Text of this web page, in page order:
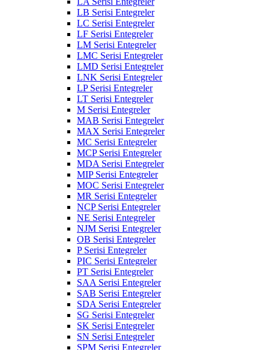
LB Serisi Entegreler
LC Serisi Entegreler
LF Serisi Entegreler
LM Serisi Entegreler
LMC Serisi Entegreler
LMD Serisi Entegreler
LNK Serisi Entegreler
LP Serisi Entegreler
LT Serisi Entegreler
M Serisi Entegreler
MAB Serisi Entegreler
MAX Serisi Entegreler
MC Serisi Entegreler
MCP Serisi Entegreler
MDA Serisi Entegreler
MIP Serisi Entegreler
MOC Serisi Entegreler
MR Serisi Entegreler
NCP Serisi Entegreler
NE Serisi Entegreler
NJM Serisi Entegreler
OB Serisi Entegreler
P Serisi Entegreler
PIC Serisi Entegreler
PT Serisi Entegreler
SAA Serisi Entegreler
SAB Serisi Entegreler
SDA Serisi Entegreler
SG Serisi Entegreler
SK Serisi Entegreler
SN Serisi Entegreler
SPM Serisi Entegreler